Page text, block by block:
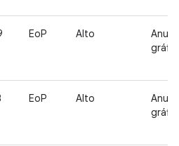
EoP Alto
EoP Alto